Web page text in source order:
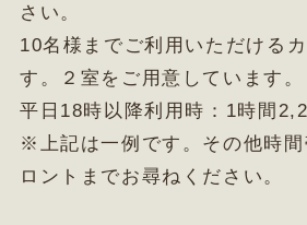
さい。
10名様までご利用いただける
す。２室をご用意しています。
平日18時以降利用時：1時間
※上記は一例です。その他時間
ロントまでお尋ねください。